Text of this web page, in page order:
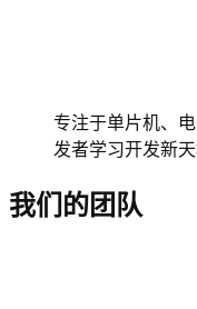
专注于单片机、
发者学习开发新
我们的团队